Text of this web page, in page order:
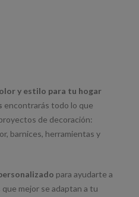
y estilo para tu hogar
encontrarás todo lo que
de decoración:
barnices, herramientas y
para ayudarte a
mejor se adaptan a tu